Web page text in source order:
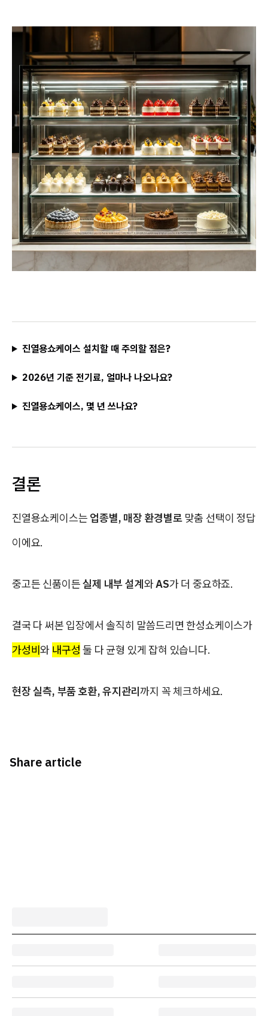
진열용쇼케이스 설치할 때 주의할 점은?
2026년 기준 전기료, 얼마나 나오나요?
진열용쇼케이스, 몇 년 쓰나요?
결론
진열용쇼케이스는 업종별, 매장 환경별로맞춤 선택이 정답
이에요.
중고든 신품이든실제 내부 설계와AS가 더 중요하죠.
결국 다 써본 입장에서 솔직히 말씀드리면 한성쇼케이스가
가성비와 내구성 둘 다 균형 있게 잡혀 있습니다.
현장 실측, 부품 호환, 유지관리까지 꼭 체크하세요.
Share article